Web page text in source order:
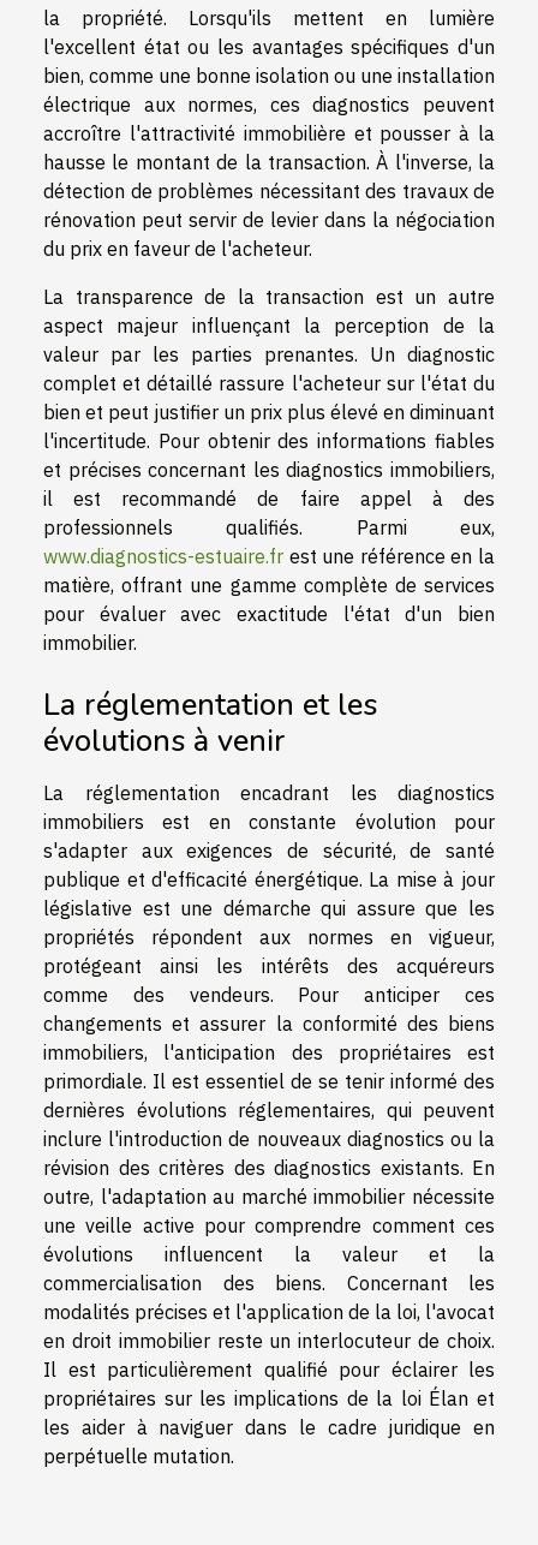
la propriété. Lorsqu'ils mettent en lumière
l'excellent état ou les avantages spécifiques d'un
bien, comme une bonne isolation ou une installation
électrique aux normes, ces diagnostics peuvent
accroître l'attractivité immobilière et pousser à la
hausse le montant de la transaction. À l'inverse, la
détection de problèmes nécessitant des travaux de
rénovation peut servir de levier dans la négociation
du prix en faveur de l'acheteur.
La transparence de la transaction est un autre
aspect majeur influençant la perception de la
valeur par les parties prenantes. Un diagnostic
complet et détaillé rassure l'acheteur sur l'état du
bien et peut justifier un prix plus élevé en diminuant
l'incertitude. Pour obtenir des informations fiables
et précises concernant les diagnostics immobiliers,
il est recommandé de faire appel à des
professionnels qualifiés. Parmi eux,
www.diagnostics-estuaire.fr est une référence en la
matière, offrant une gamme complète de services
pour évaluer avec exactitude l'état d'un bien
immobilier.
La réglementation et les
évolutions à venir
La réglementation encadrant les diagnostics
immobiliers est en constante évolution pour
s'adapter aux exigences de sécurité, de santé
publique et d'efficacité énergétique. La mise à jour
législative est une démarche qui assure que les
propriétés répondent aux normes en vigueur,
protégeant ainsi les intérêts des acquéreurs
comme des vendeurs. Pour anticiper ces
changements et assurer la conformité des biens
immobiliers, l'anticipation des propriétaires est
primordiale. Il est essentiel de se tenir informé des
dernières évolutions réglementaires, qui peuvent
inclure l'introduction de nouveaux diagnostics ou la
révision des critères des diagnostics existants. En
outre, l'adaptation au marché immobilier nécessite
une veille active pour comprendre comment ces
évolutions influencent la valeur et la
commercialisation des biens. Concernant les
modalités précises et l'application de la loi, l'avocat
en droit immobilier reste un interlocuteur de choix.
Il est particulièrement qualifié pour éclairer les
propriétaires sur les implications de la loi Élan et
les aider à naviguer dans le cadre juridique en
perpétuelle mutation.